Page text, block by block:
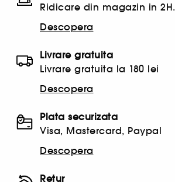
Ridicare din magazin in 2H.
Descopera
Livrare gratuita
Livrare gratuita la 180 lei
Descopera
Plata securizata
Visa, Mastercard, Paypal
Descopera
Retur